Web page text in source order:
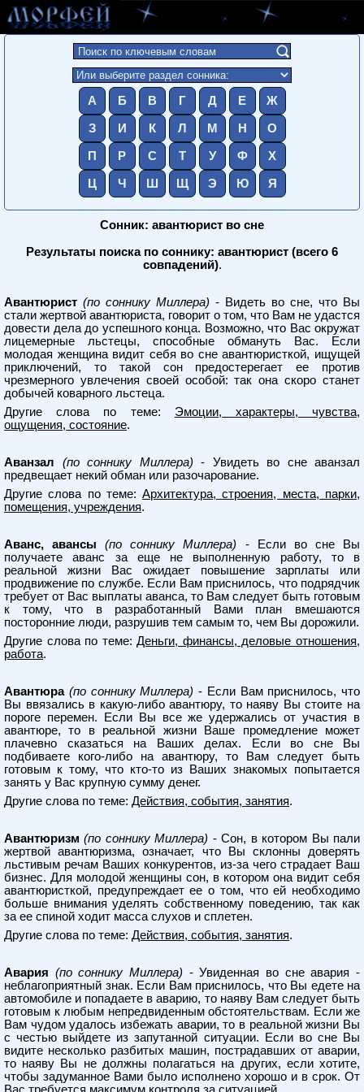
А Б В Г Д Е Ж
З И К Л М Н О
П Р С Т У Ф Х
Ц Ч Ш Щ Э Ю Я
Сонник: авантюрист во сне
Результаты поиска по соннику: авантюрист (всего 6
совпадений).
Авантюрист (по соннику Миллера) - Видеть во сне, что Вы
стали жертвой авантюриста, говорит о том, что Вам не удастся
довести дела до успешного конца. Возможно, что Вас окружат
лицемерные льстецы, способные обмануть Вас. Если
молодая женщина видит себя во сне авантюристкой, ищущей
приключений, то такой сон предостерегает ее против
чрезмерного увлечения своей особой: так она скоро станет
добычей коварного льстеца.
Другие слова по теме: Эмоции, характеры, чувства,
ощущения, состояние.
Аванзал (по соннику Миллера) - Увидеть во сне аванзал
предвещает некий обман или разочарование.
Другие слова по теме:Архитектура, строения, места, парки,
помещения, учреждения.
Аванс, авансы (по соннику Миллера) - Если во сне Вы
получаете аванс за еще не выполненную работу, то в
реальной жизни Вас ожидает повышение зарплаты или
продвижение по службе. Если Вам приснилось, что подрядчик
требует от Вас выплаты аванса, то Вам следует быть готовым
к тому, что в разработанный Вами план вмешаются
посторонние люди, разрушив тем самым то, чем Вы дорожили.
Другие слова по теме:Деньги, финансы, деловые отношения,
работа.
Авантюра (по соннику Миллера) - Если Вам приснилось, что
Вы ввязались в какую-либо авантюру, то наяву Вы стоите на
пороге перемен. Если Вы все же удержались от участия в
авантюре, то в реальной жизни Ваше промедление может
плачевно сказаться на Ваших делах. Если во сне Вы
подбиваете кого-либо на авантюру, то Вам следует быть
готовым к тому, что кто-то из Ваших знакомых попытается
занять у Вас крупную сумму денег.
Другие слова по теме: Действия, события, занятия.
Авантюризм (по соннику Миллера) - Сон, в котором Вы пали
жертвой авантюризма, означает, что Вы склонны доверять
льстивым речам Ваших конкурентов, из-за чего страдает Ваш
бизнес. Для молодой женщины сон, в котором она видит себя
авантюристкой, предупреждает ее о том, что ей необходимо
больше внимания уделять собственному поведению, так как
за ее спиной ходит масса слухов и сплетен.
Другие слова по теме: Действия, события, занятия.
Авария (по соннику Миллера) - Увиденная во сне авария -
неблагоприятный знак. Если Вам приснилось, что Вы едете на
автомобиле и попадаете в аварию, то наяву Вам следует быть
готовым к любым непредвиденным обстоятельствам. Если же
Вам чудом удалось избежать аварии, то в реальной жизни Вы
с честью выйдете из запутанной ситуации. Если во сне Вы
видите несколько разбитых машин, пострадавших от аварии,
то наяву Вы не должны полагаться на других, если хотите,
чтобы задуманное Вами было исполнено хорошо и в срок. От